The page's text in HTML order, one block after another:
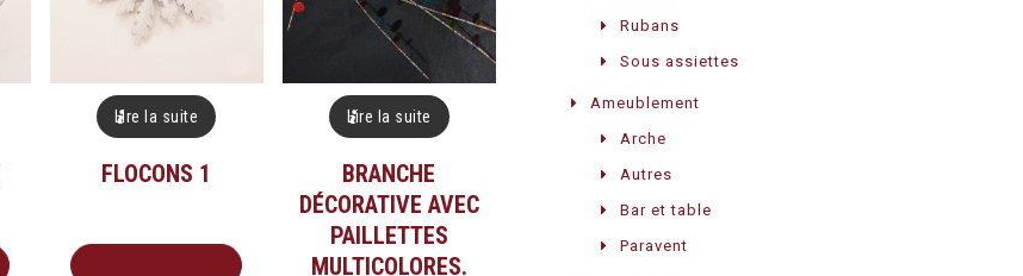
Lire la suite
FLOCONS 1
Lire la suite
BRANCHE
DÉCORATIVE AVEC
PAILLETTES
MULTICOLORES.
Rubans
Sous assiettes
Ameublement
Arche
Autres
Bar et table
Paravent